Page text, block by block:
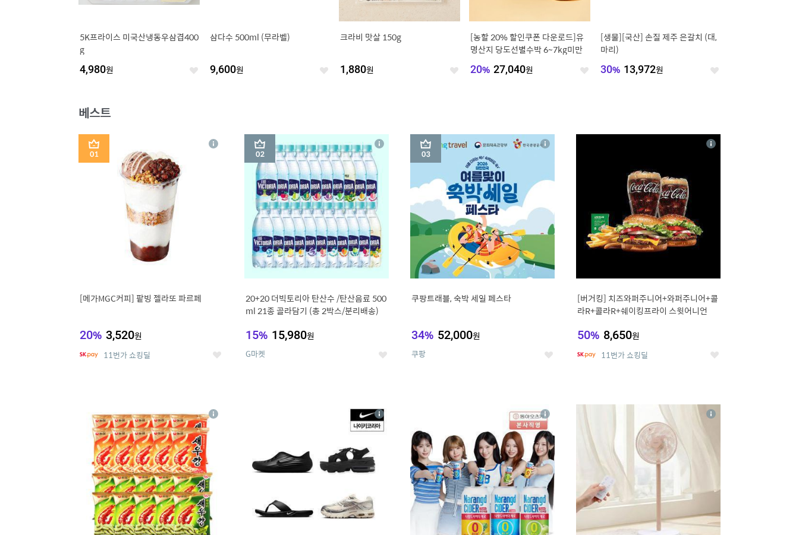
좋
5K프라이스 미국산냉동우삼겹400
g
4,980원 좋
삼다수 500ml (무라벨)
9,600원 좋
크라비 맛살 150g
1,880원 좋
[농할 20% 할인쿠폰 다운로드]유
명산지 당도선별수박 6~7kg미만
20% 27,040원 좋
[생물][국산] 손질 제주 은갈치 (대,
마리)
30% 13,972원 좋
베스트
1
[메가MGC커피] 팥빙 젤라또 파르페
20% 3,520원
11번가 쇼킹딜 좋
상
2
20+20 더빅토리아 탄산수 /탄산음료 500
ml 21종 골라담기 (총 2박스/분리배송)
15% 15,980원
G마켓 좋
상
3
쿠팡트래블, 숙박 세일 페스타
34% 52,000원
쿠팡 좋
상
4
[버거킹] 치즈와퍼주니어+와퍼주니어+콜
라R+콜라R+쉐이킹프라이 스윗어니언
50% 8,650원
11번가 쇼킹딜 좋
상
상 상
세
상
세
8
상